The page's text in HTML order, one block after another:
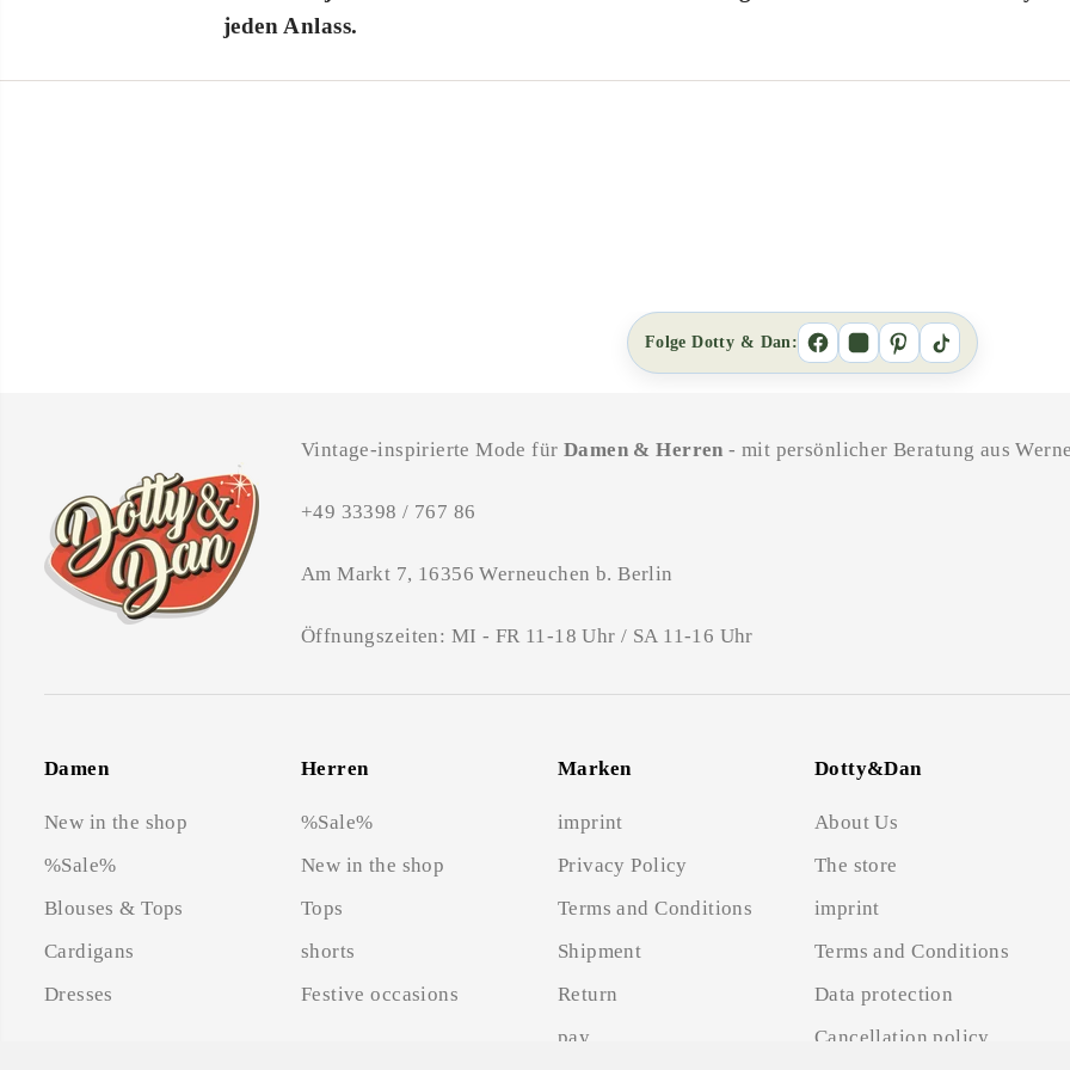
jeden Anlass.
Folge Dotty & Dan:
Vintage-inspirierte Mode für Damen & Herren - mit persönlicher Beratung aus
+49 33398 / 767 86
Am Markt 7, 16356 Werneuchen b. Berlin
Öffnungszeiten: MI - FR 11-18 Uhr / SA 11-16 Uhr
Damen
New in the shop
%Sale%
Blouses & Tops
Cardigans
Dresses
Herren
%Sale%
New in the shop
Tops
shorts
Festive occasions
Marken
imprint
Privacy Policy
Terms and Conditions
Shipment
Return
pay
Dotty&Dan
About Us
The store
imprint
Terms and Conditions
Data protection
Cancellation policy